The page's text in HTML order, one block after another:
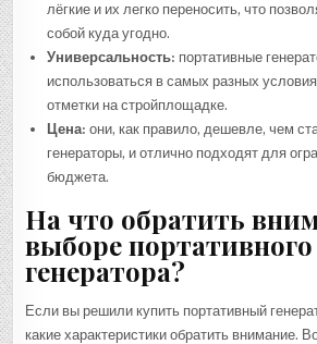
лёгкие и их легко переносить, что
собой куда угодно.
Универсальность: портативные
использоваться в самых разных
отметки на стройплощадке.
Цена: они, как правило, дешевле, чем
генераторы, и отлично подходят для
бюджета.
На что обратить
выборе портативного
генератора?
Если вы решили купить портативный
какие характеристики обратить внимание.